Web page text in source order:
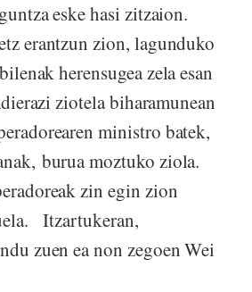
eske hasi zitzaion.
erantzun zion, lagunduko
herensugea zela esan
ziotela biharamunean
ministro batek,
burua moztuko ziola.
zin egin zion
Itzartukeran,
zuen ea non zegoen Wei